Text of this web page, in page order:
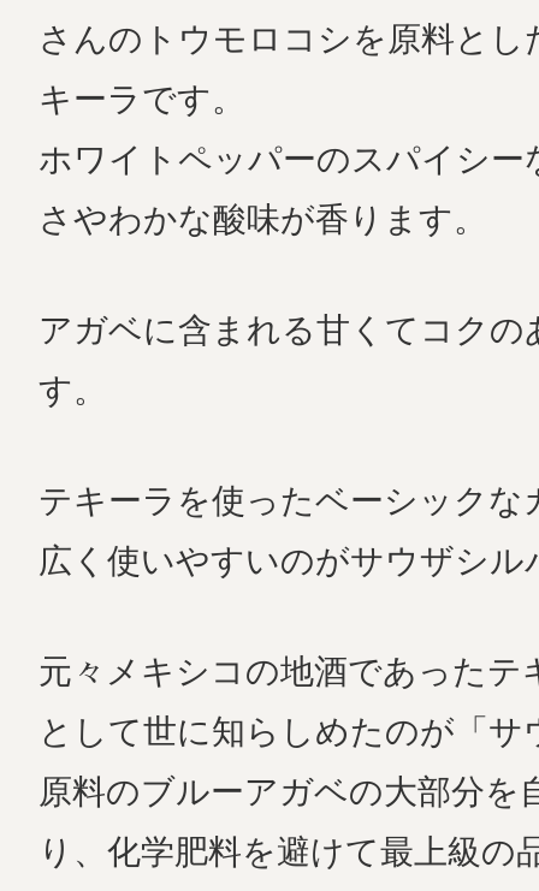
さんのトウモロコシを原料とし
キーラです。
ホワイトペッパーのスパイシー
さやわかな酸味が香ります。
アガベに含まれる甘くてコクの
す。
テキーラを使ったベーシックな
広く使いやすいのがサウザシル
元々メキシコの地酒であったテ
として世に知らしめたのが「サ
原料のブルーアガベの大部分を
り、化学肥料を避けて最上級の